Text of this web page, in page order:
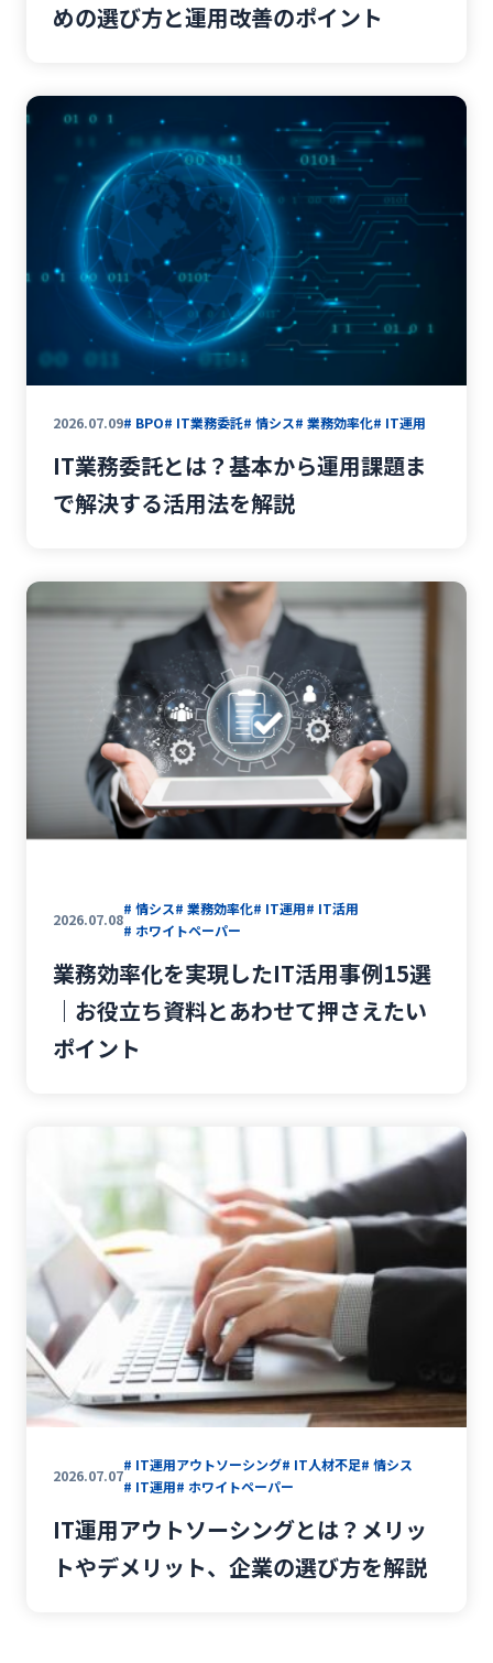
めの選び方と運用改善のポイント
2026.07.09# BPO# IT業務委託# 情シス# 業務効率化# IT運用
IT業務委託とは？基本から運用課題ま
で解決する活用法を解説
2026.07.08
# 情シス# 業務効率化# IT運用# IT活用
# ホワイトペーパー
業務効率化を実現したIT活用事例15選
｜お役立ち資料とあわせて押さえたい
ポイント
2026.07.07
# IT運用アウトソーシング# IT人材不足# 情シス
# IT運用# ホワイトペーパー
IT運用アウトソーシングとは？メリッ
トやデメリット、企業の選び方を解説